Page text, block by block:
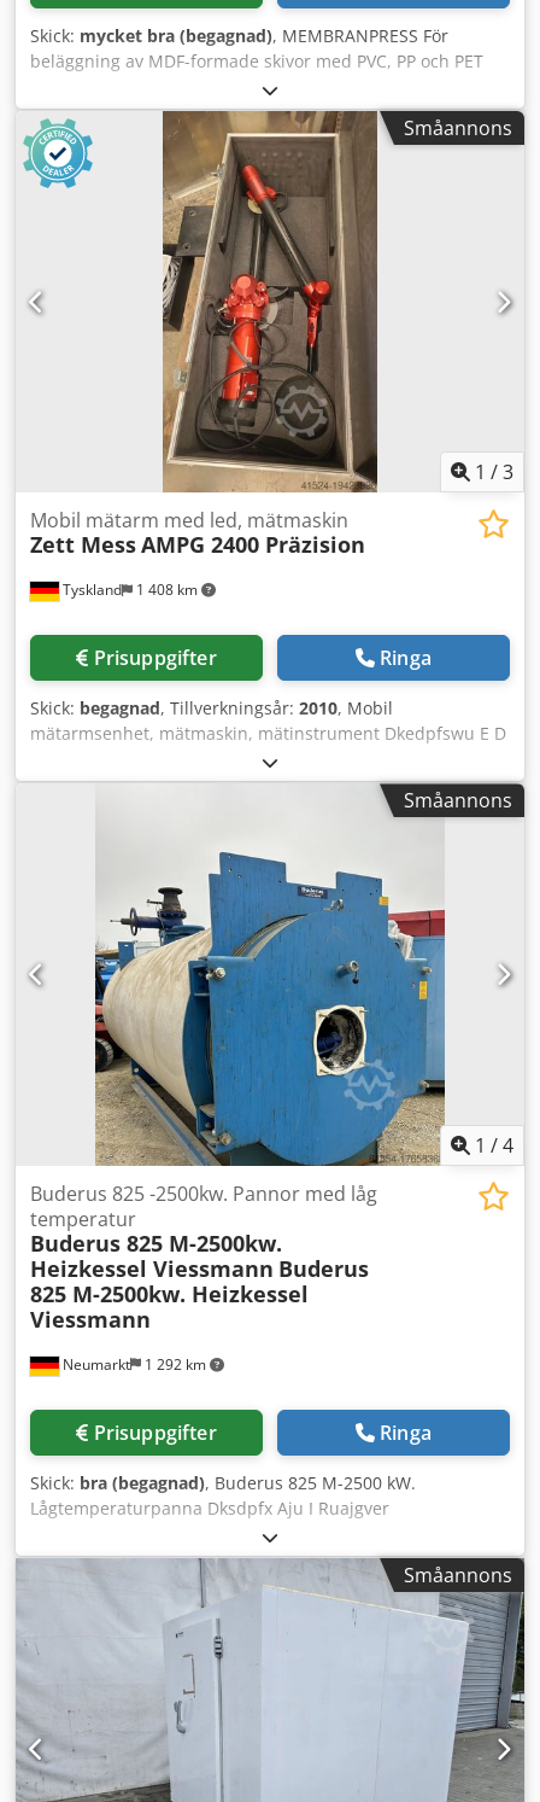
Skick: mycket bra (begagnad), MEMBRANPRESS För
beläggning av MDF-formade skivor med PVC, PP och PET
med VARIOPIN – helautomatiskt underbyggnadssystem
Dkedpfx Agerwxz Rsvor Automatisk frontal in-/utmatnings-
och förberedelsetabell (dubbla brickvagnar på 1500 x 2800
mm) Maximal total presskraft: 2 400 kN Arbetstryck: 320
BAR Skivmått mm: 1500 x 2800 mm Användbara
arbetsmått mm: 1250 (eller 2 x 600) x 2550
Frontmatningssida från 1500 mm (användbar bredd 1250
mm) Separat kopplingsskåp och styrsystem (med
elektronisk programmeringsenhet) SIEMENS SIMATIC Panel
Touch Installerad total effekt ca 50 kW TILLVAL:
"Paternoster" rullmagasin Avrullare (rullhållare) med
skärsystem för beläggningsfolie
Småannons
1 /3
Tyskland 1 408 km
Mobil mätarm med led, mätmaskin
Zett MessAMPG 2400 Präzision
Prisuppgifter Ringa
Skick: begagnad, Tillverkningsår: 2010, Mobil
mätarmsenhet, mätmaskin, mätinstrument Dkedpfswu E D
Rjx Agvor Tillverkare: Zett Mess Typ: AMPG 2400, hög
precision Tillverkningsår: 2010 – oanvänd Mätområde: 2
Småannons
1 /4
Neumarkt 1 292 km
Buderus 825 -2500kw. Pannor med låg
temperatur
Buderus 825 M-2500kw.
Heizkessel Viessmann Buderus
825 M-2500kw. Heizkessel
Viessmann
Prisuppgifter Ringa
Skick: bra (begagnad), Buderus 825 M-2500 kW.
Lågtemperaturpanna Dksdpfx Aju I Ruajgver
Småannons